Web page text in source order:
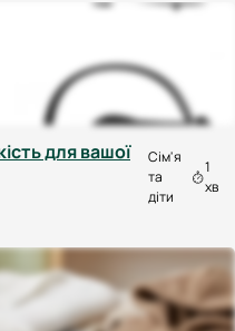
для вашої
Сім'я
та
діти
1
хв